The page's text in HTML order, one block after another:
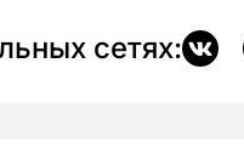
сетях: